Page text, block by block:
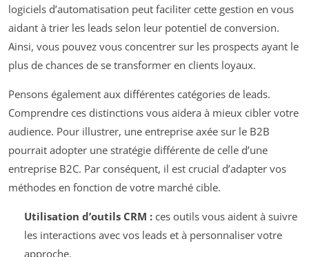
logiciels d’automatisation peut faciliter cette gestion en vous
aidant à trier les leads selon leur potentiel de conversion.
Ainsi, vous pouvez vous concentrer sur les prospects ayant le
plus de chances de se transformer en clients loyaux.
Pensons également aux différentes catégories de leads.
Comprendre ces distinctions vous aidera à mieux cibler votre
audience. Pour illustrer, une entreprise axée sur le B2B
pourrait adopter une stratégie différente de celle d’une
entreprise B2C. Par conséquent, il est crucial d’adapter vos
méthodes en fonction de votre marché cible.
Utilisation d’outils CRM :ces outils vous aident à suivre
les interactions avec vos leads et à personnaliser votre
approche.